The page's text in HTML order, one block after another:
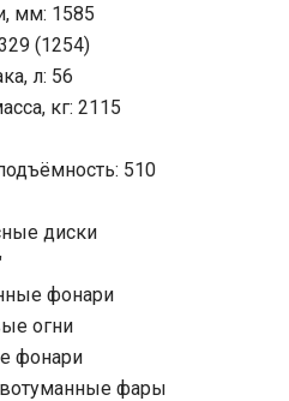
мм: 1585
(1254)
л: 56
кг: 2115
510
диски
фонари
огни
фонари
фары